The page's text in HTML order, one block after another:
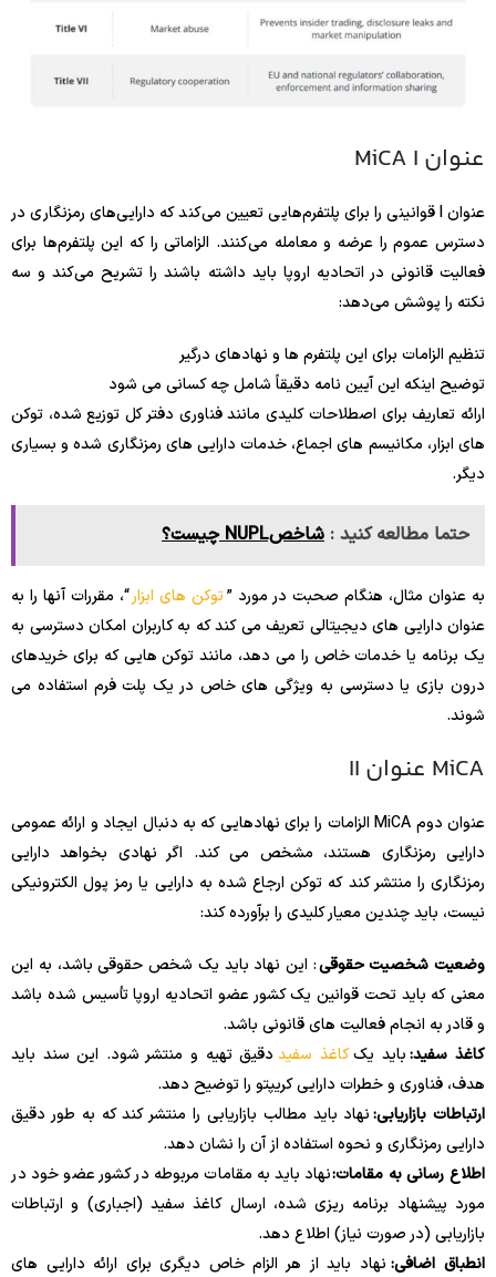
عنوان MiCA I
عنوان I قوانینی را برای پلتفرم‌هایی تعیین می‌کند که دارایی‌های رمزنگاری در
دسترس عموم را عرضه و معامله می‌کنند. الزاماتی را که این پلتفرم‌ها برای
فعالیت قانونی در اتحادیه اروپا باید داشته باشند را تشریح می‌کند و سه
نکته را پوشش می‌دهد:
تنظیم الزامات برای این پلتفرم ها و نهادهای درگیر
توضیح اینکه این آیین نامه دقیقاً شامل چه کسانی می شود
ارائه تعاریف برای اصطلاحات کلیدی مانند فناوری دفتر کل توزیع شده، توکن
های ابزار، مکانیسم های اجماع، خدمات دارایی های رمزنگاری شده و بسیاری
دیگر.
حتما مطالعه کنید : شاخص NUPL چیست؟
به عنوان مثال، هنگام صحبت در مورد ”توکن های ابزار“، مقررات آنها را به
عنوان دارایی های دیجیتالی تعریف می کند که به کاربران امکان دسترسی به
یک برنامه یا خدمات خاص را می دهد، مانند توکن هایی که برای خریدهای
درون بازی یا دسترسی به ویژگی های خاص در یک پلت فرم استفاده می
شوند.
MiCA عنوان II
عنوان دوم MiCA الزامات را برای نهادهایی که به دنبال ایجاد و ارائه عمومی
دارایی رمزنگاری هستند، مشخص می کند. اگر نهادی بخواهد دارایی
رمزنگاری را منتشر کند که توکن ارجاع شده به دارایی یا رمز پول الکترونیکی
نیست، باید چندین معیار کلیدی را برآورده کند:
وضعیت شخصیت حقوقی: این نهاد باید یک شخص حقوقی باشد، به این
معنی که باید تحت قوانین یک کشور عضو اتحادیه اروپا تأسیس شده باشد
و قادر به انجام فعالیت های قانونی باشد.
کاغذ سفید:باید یککاغذ سفید دقیق تهیه و منتشر شود. این سند باید
هدف، فناوری و خطرات دارایی کریپتو را توضیح دهد.
ارتباطات بازاریابی:نهاد باید مطالب بازاریابی را منتشر کند که به طور دقیق
دارایی رمزنگاری و نحوه استفاده از آن را نشان دهد.
اطلاع رسانی به مقامات:نهاد باید به مقامات مربوطه در کشور عضو خود در
مورد پیشنهاد برنامه ریزی شده، ارسال کاغذ سفید (اجباری) و ارتباطات
بازاریابی (در صورت نیاز) اطلاع دهد.
انطباق اضافی:نهاد باید از هر الزام خاص دیگری برای ارائه دارایی های